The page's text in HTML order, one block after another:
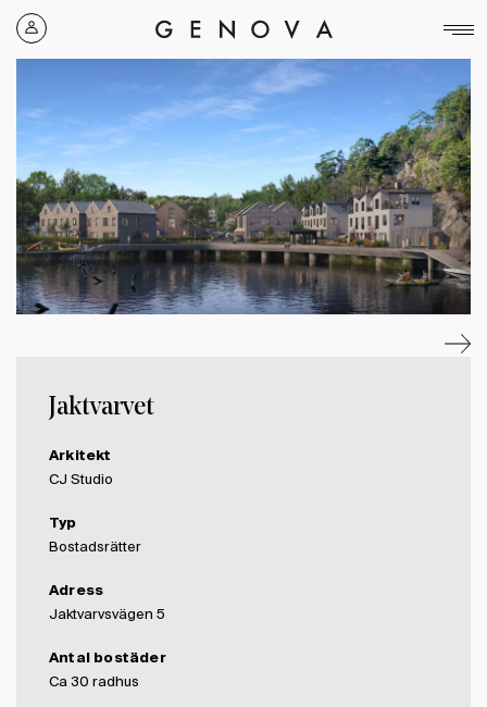
Genova
Property
Jaktvarvet
Arkitekt
CJ Studio
Typ
Bostadsrätter
Adress
Jaktvarvsvägen 5
Antal bostäder
Ca 30 radhus